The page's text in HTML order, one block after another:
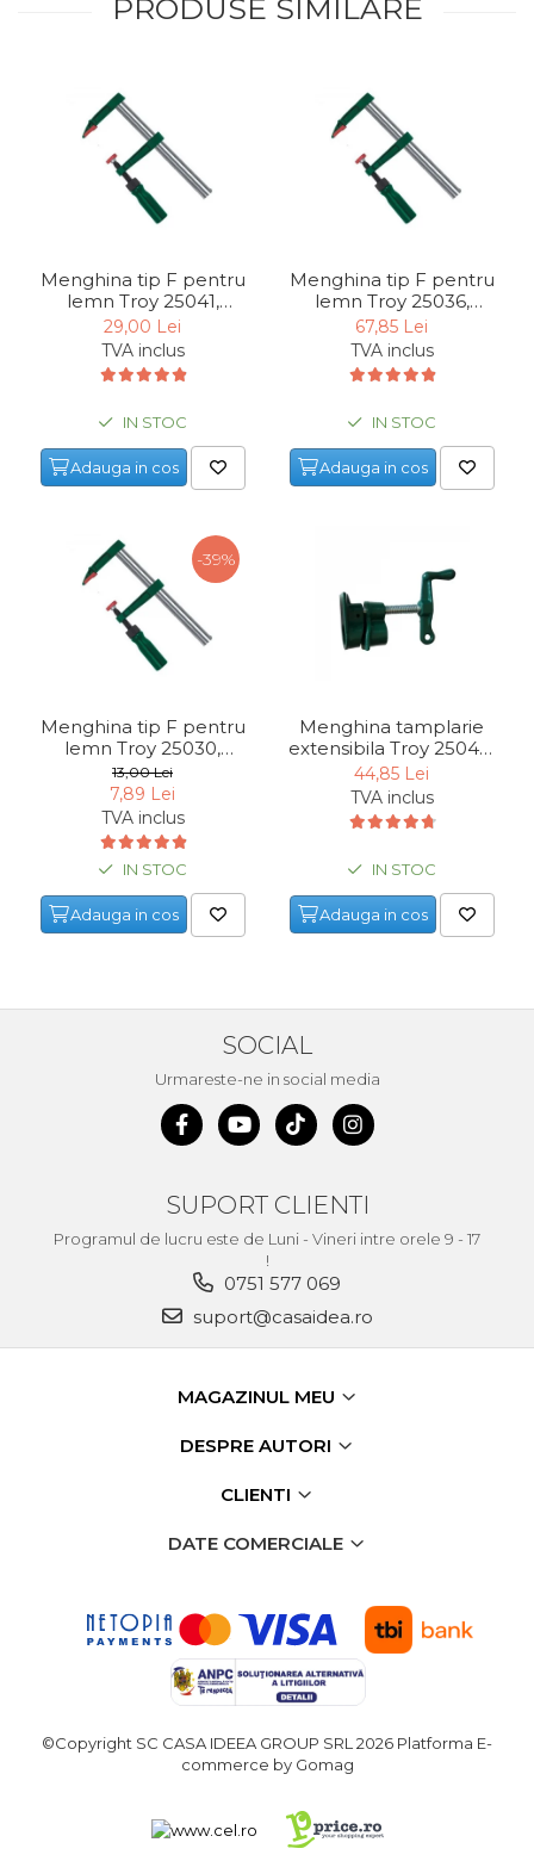
PRODUSE SIMILARE
Menghina tip F pentru
lemn Troy 25041,
80x400 mm
29,00 Lei
TVA inclus
IN STOC
Adauga in cos
-39%
Menghina tip F pentru
lemn Troy 25030,
50x150 mm
13,00 Lei
7,89 Lei
TVA inclus
IN STOC
Adauga in cos
Menghina tip F pentru
lemn Troy 25036,
120x800 mm
67,85 Lei
TVA inclus
IN STOC
Adauga in cos
Menghina tamplarie
extensibila Troy 25049,
70 mm, 3/4"
44,85 Lei
TVA inclus
IN STOC
Adauga in cos
SOCIAL
Urmareste-ne in social media
SUPORT CLIENTI
Programul de lucru este de Luni - Vineri intre orele 9 - 17
!
0751 577 069
suport@casaidea.ro
MAGAZINUL MEU
DESPRE AUTORI
CLIENTI
DATE COMERCIALE
©Copyright SC CASA IDEEA GROUP SRL 2026 Platforma E-
commerce by Gomag